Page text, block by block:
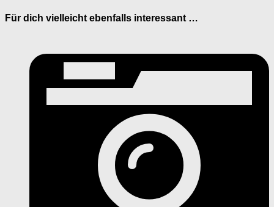
Für dich vielleicht ebenfalls interessant …